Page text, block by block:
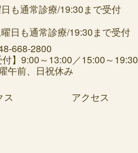
も通常診療/19:30まで受付
付】9:00～13:00／15:00～19:30
午前、日祝休み
ス アクセス